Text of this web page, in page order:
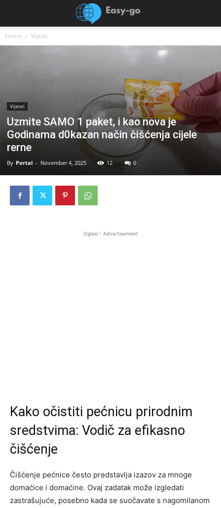
Home Vijesti
Vijesti
Uzmite SAMO 1 paket, i kao nova je
Godinama d0kazan način čišćenja cijele
rerne
By Portal - November 4, 2025 12 0
Oglasi - Advertisement
Kako očistiti pećnicu prirodnim
sredstvima: Vodič za efikasno
čišćenje
Čišćenje pećnice često predstavlja izazov za mnoge
domaćice i domaćine. Ovaj zadatak može izgledati
zastrašujuće, posebno kada se suočavate s nagomilanom